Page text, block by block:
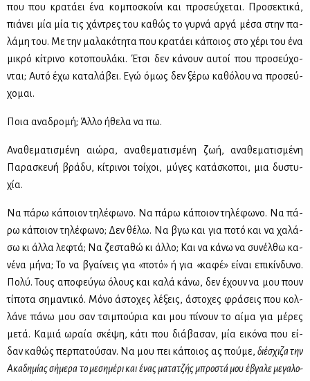
που που κρα­τά­ει ένα κο­μπο­σκοί­νι και προ­σεύ­χε­ται. Προ­σε­κτι­κά,
πιά­νει μία μία τις χά­ντρες του κα­θώς το γυρ­νά αρ­γά μέ­σα στην πα­
λά­μη του. Με την μα­λα­κό­τη­τα που κρα­τά­ει κά­ποιος στο χέ­ρι του ένα
μι­κρό κί­τρι­νο κο­το­που­λά­κι. Έτσι δεν κά­νουν αυ­τοί που προ­σεύ­χο­
νται; Αυ­τό έχω κα­τα­λά­βει. Εγώ όμως δεν ξέ­ρω κα­θό­λου να προ­σεύ­
χο­μαι.
Ποια ανα­δρο­μή; Άλ­λο ήθε­λα να πω.
Ανα­θε­μα­τι­σμέ­νη αιώ­ρα, ανα­θε­μα­τι­σμέ­νη ζωή, ανα­θε­μα­τι­σμέ­νη
Πα­ρα­σκευή βρά­δυ, κί­τρι­νοι τοί­χοι, μύ­γες κα­τά­σκο­ποι, μια δυ­στυ­
χία.
Να πά­ρω κά­ποιον τη­λέ­φω­νο. Να πά­ρω κά­ποιον τη­λέ­φω­νο. Να πά­
ρω κά­ποιον τη­λέ­φω­νο; Δεν θέ­λω. Να βγω και για πο­τό και να χα­λά­
σω κι άλ­λα λε­φτά; Να ζε­στα­θώ κι άλ­λο; Και να κά­νω να συ­νέλ­θω κα­
νέ­να μή­να; Το να βγαί­νεις για «πο­τό» ή για «κα­φέ» εί­ναι επι­κίν­δυ­νο.
Πο­λύ. Τους απο­φεύ­γω όλους και κα­λά κά­νω, δεν έχουν να μου πουν
τί­πο­τα ση­μα­ντι­κό. Μό­νο άστο­χες λέ­ξεις, άστο­χες φρά­σεις που κολ­
λά­νε πά­νω μου σαν τσι­μπού­ρια και μου πί­νουν το αί­μα για μέ­ρες
με­τά. Κα­μιά ωραία σκέ­ψη, κά­τι που διά­βα­σαν, μία ει­κό­να που εί­
δαν κα­θώς περ­πα­τού­σαν. Να μου πει κά­ποιος ας πού­με, διέ­σχι­ζα την
Ακα­δη­μί­ας σή­με­ρα το με­ση­μέ­ρι και ένας μα­τα­τζής μπρο­στά μου έβγα­λε με­γα­λο­